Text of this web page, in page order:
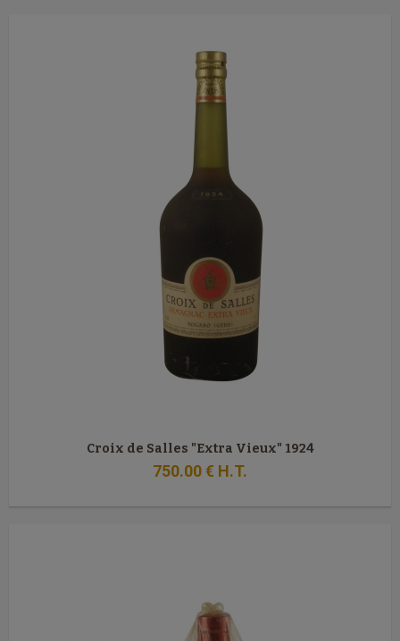
Croix de Salles "Extra Vieux" 1924
750.00€ H.T.